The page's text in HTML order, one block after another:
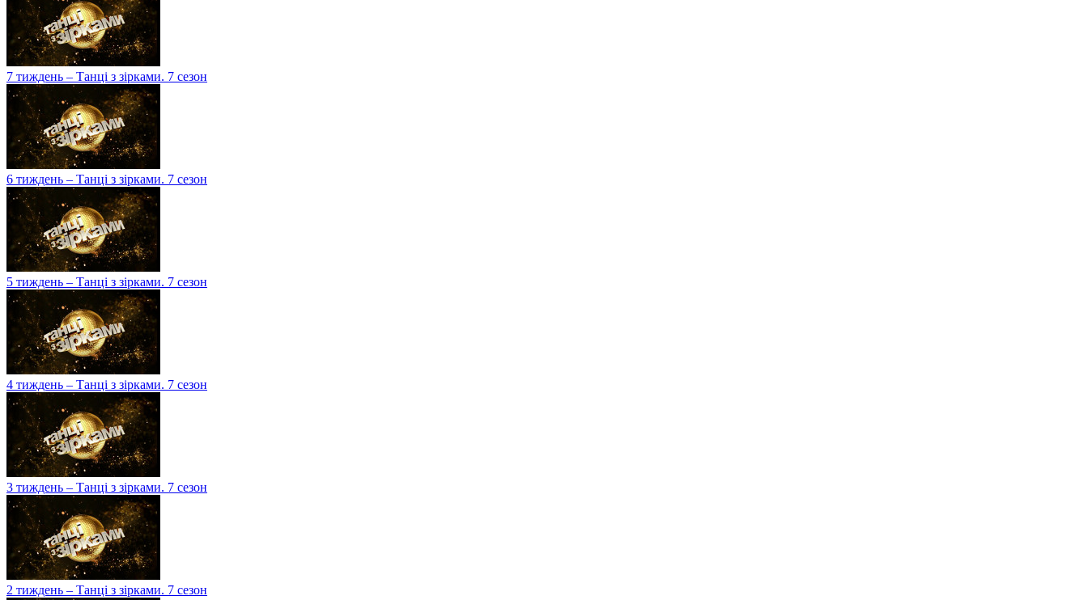
7 тиждень – Танці з зірками. 7 сезон
6 тиждень – Танці з зірками. 7 сезон
5 тиждень – Танці з зірками. 7 сезон
4 тиждень – Танці з зірками. 7 сезон
3 тиждень – Танці з зірками. 7 сезон
2 тиждень – Танці з зірками. 7 сезон